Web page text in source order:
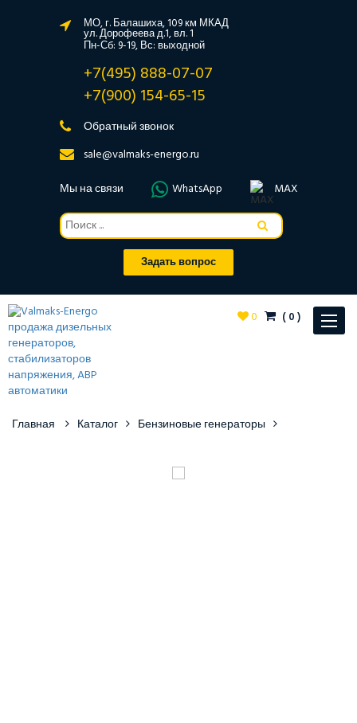
МО, г. Балашиха, 109 км МКАД
ул. Дорофеева д.1, вл. 1
Пн-Сб: 9-19, Вс: выходной
+7(495) 888-07-07
+7(900) 154-65-15
Обратный звонок
sale@valmaks-energo.ru
Мы на связи
WhatsApp MAX
Задать вопрос
Toggle
0 (0)
Главная Каталог Бензиновые генераторы